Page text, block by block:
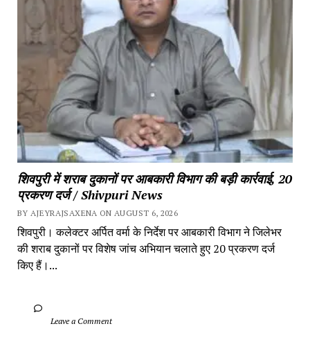
शिवपुरी में शराब दुकानों पर आबकारी विभाग की बड़ी कार्रवाई, 20
प्रकरण दर्ज / Shivpuri News
BY AJEYRAJSAXENA ON AUGUST 6, 2026
शिवपुरी। कलेक्टर अर्पित वर्मा के निर्देश पर आबकारी विभाग ने जिलेभर
की शराब दुकानों पर विशेष जांच अभियान चलाते हुए 20 प्रकरण दर्ज
किए हैं।...
		Leave a Comment